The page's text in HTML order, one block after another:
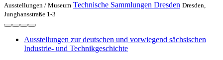
Ausstellungen / Museum Technische Sammlungen Dresden Dresden,
Junghansstraße 1-3
Ausstellungen zur deutschen und vorwiegend sächsischen
Industrie- und Technikgeschichte